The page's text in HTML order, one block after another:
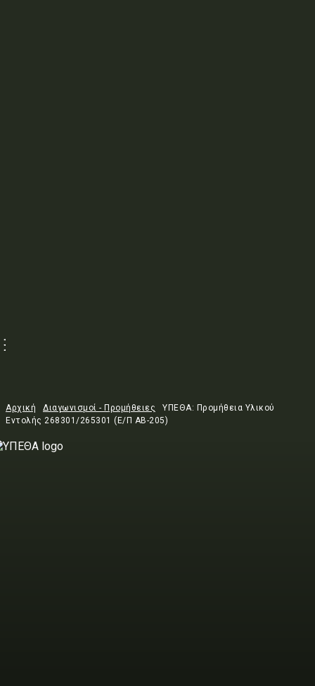
Αρχική Διαγωνισμοί - Προμήθειες
ΥΠΕΘΑ: Προμήθεια Υλικού
Εντολής 268301/265301 (Ε/Π ΑΒ-205)